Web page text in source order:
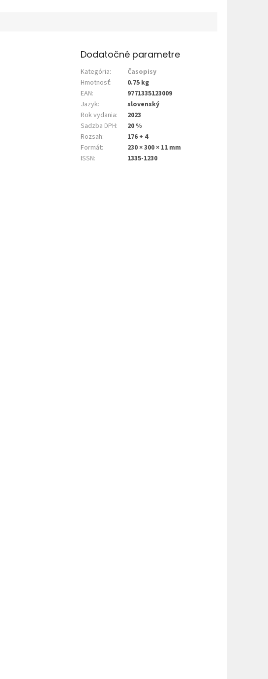
Dodatočné parametre
Kategória:
Časopisy
Hmotnosť:
0.75 kg
EAN:
9771335123009
Jazyk:
slovenský
Rok vydania:
2023
Sadzba DPH:
20 %
Rozsah:
176 + 4
Formát:
230 × 300 × 11 mm
ISSN: 1335-1230